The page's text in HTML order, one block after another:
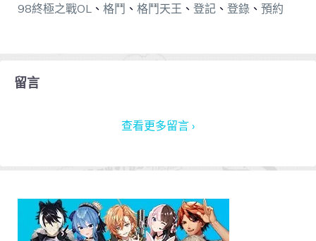
98終極之戰OL 、 格鬥 、 格鬥天王 、 登記 、 登錄 、 預約
留言
查看更多留言 ›